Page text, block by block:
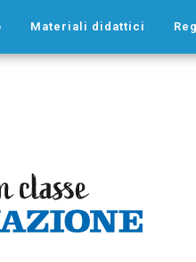
Materiali didattici